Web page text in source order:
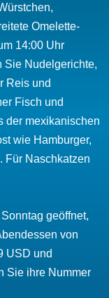
Omelette-
14:00 Uhr
Sie Nudelgerichte,
Reis und
Fisch und
der mexikanischen
wie Hamburger,
Für Naschkatzen
geöffnet,
von
USD und
Sie ihre Nummer